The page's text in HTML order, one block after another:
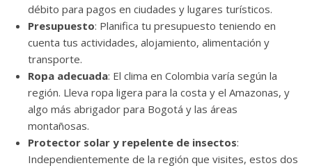
débito para pagos en ciudades y lugares turísticos.
Presupuesto: Planifica tu presupuesto teniendo en
cuenta tus actividades, alojamiento, alimentación y
transporte.
Ropa adecuada: El clima en Colombia varía según la
región. Lleva ropa ligera para la costa y el Amazonas, y
algo más abrigador para Bogotá y las áreas
montañosas.
Protector solar y repelente de insectos:
Independientemente de la región que visites, estos dos